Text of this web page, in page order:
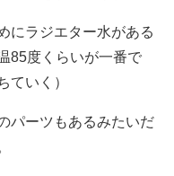
にラジエター水がある
85度くらいが一番で
ていく）
パーツもあるみたいだ